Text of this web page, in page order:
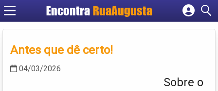
Encontra RuaAugusta
Cadastrar empresa
Criar conta
Antes que dê certo!
04/03/2026
Sobre o